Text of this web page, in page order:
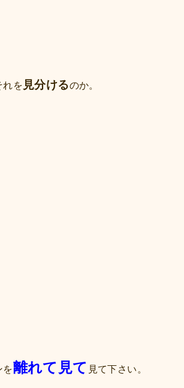
れを 見分けるのか。
を離れて見て 見て下さい。